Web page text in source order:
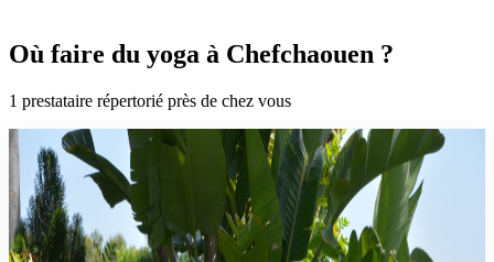
Où faire du yoga à Chefchaouen ?
1 prestataire répertorié près de chez vous
yoga
Chaouniya Wellness
Chefchaouen